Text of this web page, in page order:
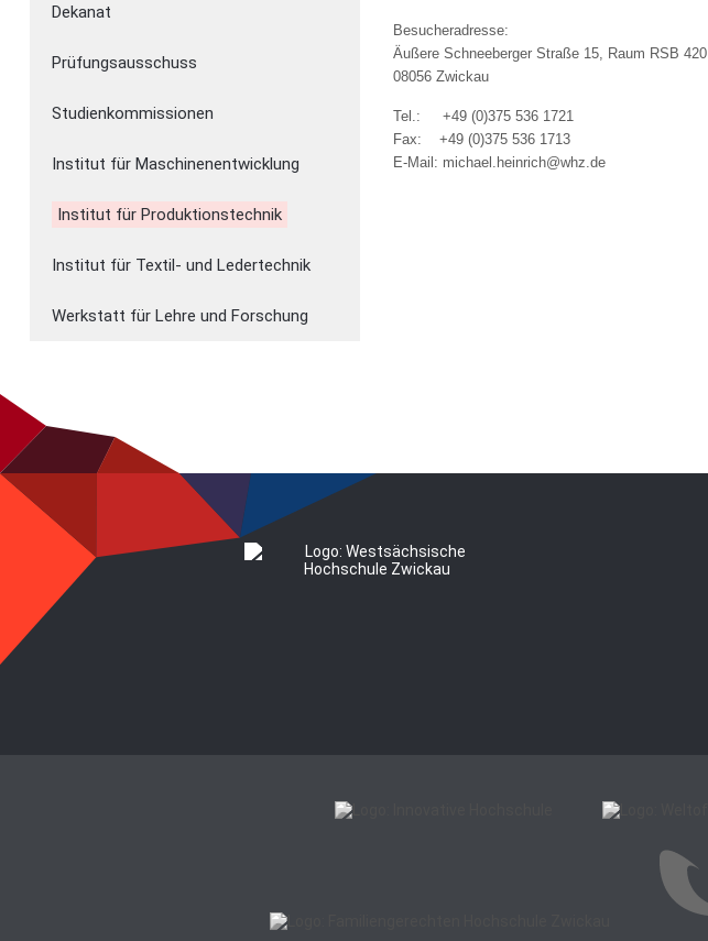
Dekanat
Prüfungsausschuss
Studienkommissionen
Institut für Maschinenentwicklung
Institut für Produktionstechnik
Institut für Textil- und Ledertechnik
Werkstatt für Lehre und Forschung
Besucheradresse:
Äußere Schneeberger Straße 15, Raum RSB 420
08056 Zwickau
Tel.: +49 (0)375 536 1721
Fax: +49 (0)375 536 1713
E-Mail: michael.heinrich@whz.de